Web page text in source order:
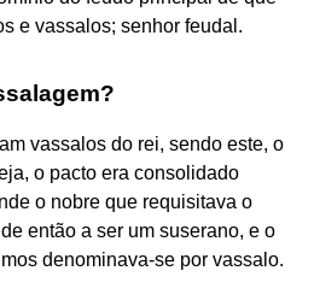
e vassalos; senhor feudal.
vassalos do rei, sendo este, o
o pacto era consolidado
o nobre que requisitava o
então a ser um suserano, e o
denominava-se por vassalo.